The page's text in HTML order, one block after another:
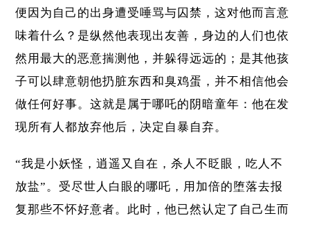
便因为自己的出身遭受唾骂与囚禁，这对他而言意
味着什么？是纵然他表现出友善，身边的人们也依
然用最大的恶意揣测他，并躲得远远的；是其他孩
子可以肆意朝他扔脏东西和臭鸡蛋，并不相信他会
做任何好事。这就是属于哪吒的阴暗童年：他在发
现所有人都放弃他后，决定自暴自弃。
“我是小妖怪，逍遥又自在，杀人不眨眼，吃人不
放盐”。受尽世人白眼的哪吒，用加倍的堕落去报
复那些不怀好意者。此时，他已然认定了自己生而